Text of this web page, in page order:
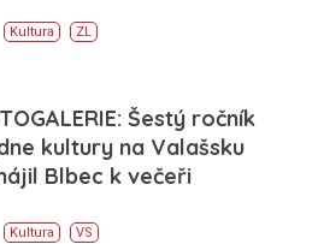
Kultura ZL
Šestý ročník
kultury na Valašsku
Blbec k večeři
Kultura VS